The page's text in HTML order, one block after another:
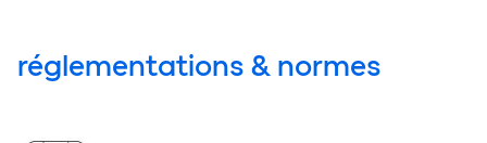
réglementations & normes